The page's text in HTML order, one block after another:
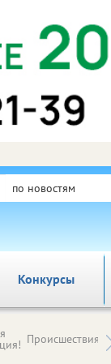
по новостям
Конкурсы
Происшествия